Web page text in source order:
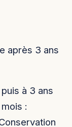
après 3 ans
à 3 ans
: